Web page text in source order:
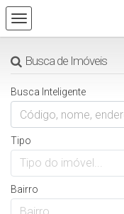
Busca de Imóveis
Busca Inteligente
Tipo
Tipo do imóvel...
Bairro